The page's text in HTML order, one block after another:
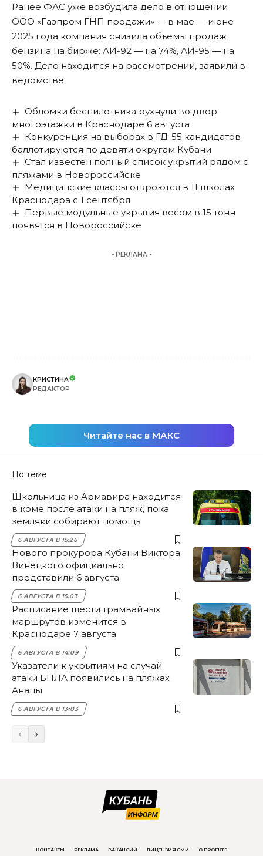
Ранее ФАС уже возбудила дело в отношении
ООО «Газпром ГНП продажи» — в мае — июне
2025 года компания снизила объемы продаж
бензина на бирже: АИ-92 — на 74%, АИ-95 — на
50%. Дело находится на рассмотрении, заявили в
ведомстве.
Обломки беспилотника рухнули во двор
многоэтажки в Краснодаре 6 августа
Конкуренция на выборах в ГД: 55 кандидатов
баллотируются по девяти округам Кубани
Стал известен полный список укрытий рядом с
пляжами в Новороссийске
Медицинские классы откроются в 11 школах
Краснодара с 1 сентября
Первые модульные укрытия весом в 15 тонн
появятся в Новороссийске
- РЕКЛАМА -
КРИСТИНА
РЕДАКТОР
Читайте нас в МАКС
По теме
Школьница из Армавира находится
в коме после атаки на пляж, пока
земляки собирают помощь
6 АВГУСТА В 15:26
Нового прокурора Кубани Виктора
Винецкого официально
представили 6 августа
6 АВГУСТА В 15:03
Расписание шести трамвайных
маршрутов изменится в
Краснодаре 7 августа
6 АВГУСТА В 14:09
Указатели к укрытиям на случай
атаки БПЛА появились на пляжах
Анапы
6 АВГУСТА В 13:03
КОНТАКТЫ РЕКЛАМА ВАКАНСИИ ЛИЦЕНЗИЯ СМИ О ПРОЕКТЕ